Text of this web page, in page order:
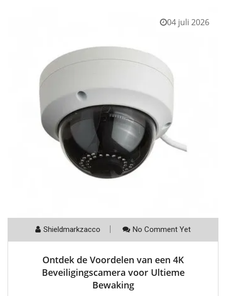
04 juli 2026
Shieldmarkzacco No Comment Yet
Ontdek de Voordelen van een 4K
Beveiligingscamera voor Ultieme
Bewaking